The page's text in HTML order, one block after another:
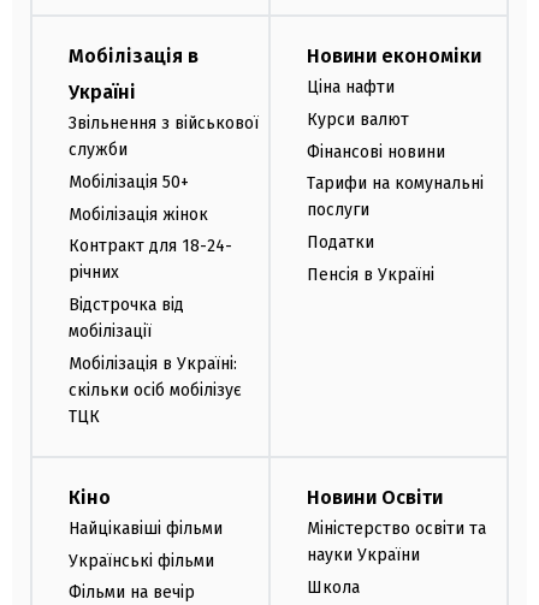
Мобілізація в
Україні
Звільнення з військової
служби
Мобілізація 50+
Мобілізація жінок
Контракт для 18-24-
річних
Відстрочка від
мобілізації
Мобілізація в Україні:
скільки осіб мобілізує
ТЦК
Новини економіки
Ціна нафти
Курси валют
Фінансові новини
Тарифи на комунальні
послуги
Податки
Пенсія в Україні
Кіно
Найцікавіші фільми
Українські фільми
Фільми на вечір
Новини Освіти
Міністерство освіти та
науки України
Школа